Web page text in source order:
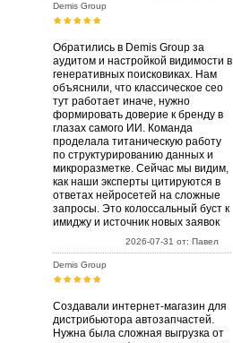
Demis Group
Обратились в Demis Group за
аудитом и настройкой видимости в
генеративных поисковиках. Нам
объяснили, что классическое сео
тут работает иначе, нужно
формировать доверие к бренду в
глазах самого ИИ. Команда
проделала титаническую работу
по структурированию данных и
микроразметке. Сейчас мы видим,
как наши эксперты цитируются в
ответах нейросетей на сложные
запросы. Это колоссальный буст к
имиджу и источник новых заявок
2026-07-31 от: Павел
Demis Group
Создавали интернет-магазин для
дистрибьютора автозапчастей.
Нужна была сложная выгрузка от